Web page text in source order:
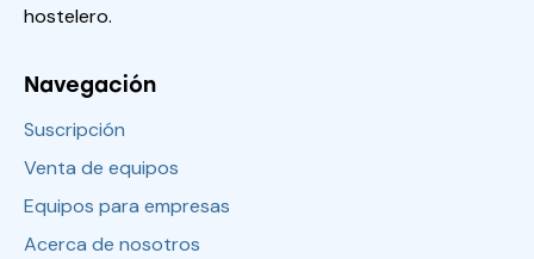
hostelero.
Navegación
Suscripción
Venta de equipos
Equipos para empresas
Acerca de nosotros